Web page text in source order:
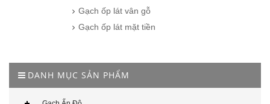
Gạch ốp lát vân gỗ
Gạch ốp lát mặt tiền
DANH MỤC SẢN PHẨM